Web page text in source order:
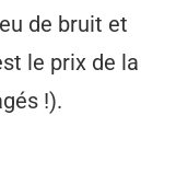
de bruit et
le prix de la
!).